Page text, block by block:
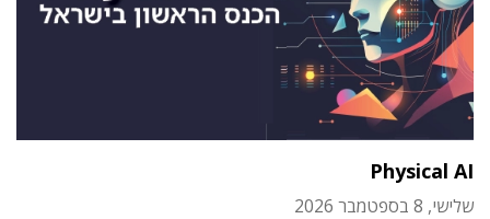
Physical AI
שלישי, 8 בספטמבר 2026